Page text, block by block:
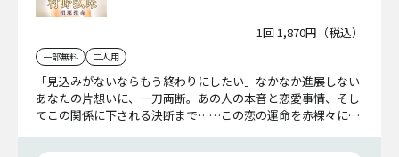
1回 1,870円（税込）
一部無料 二人用
「見込みがないならもう終わりにしたい」なかなか進展しない
あなたの片想いに、一刀両断。あの人の本音と恋愛事情、そし
てこの関係に下される決断まで……この恋の運命を赤裸々にお